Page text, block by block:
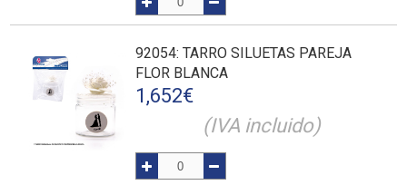
92054: TARRO SILUETAS PAREJA
FLOR BLANCA
1,652€
(IVA incluido)